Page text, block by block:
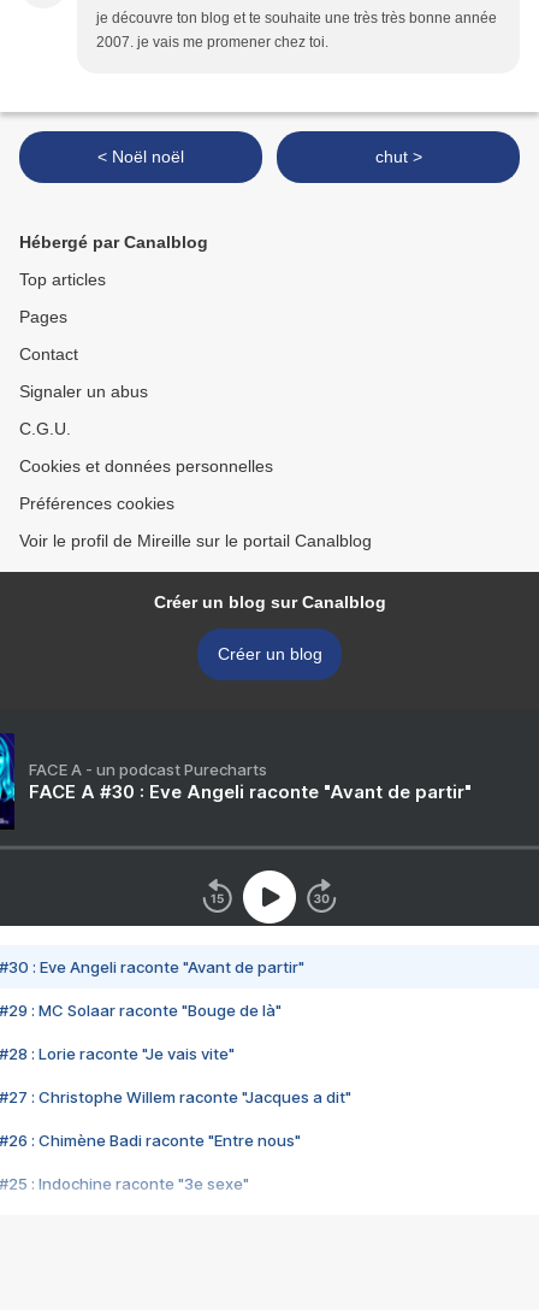
je découvre ton blog et te souhaite une très très bonne année
2007. je vais me promener chez toi.
< Noël noël chut >
Hébergé par Canalblog
Top articles
Pages
Contact
Signaler un abus
C.G.U.
Cookies et données personnelles
Préférences cookies
Voir le profil de Mireille sur le portail Canalblog
Créer un blog sur Canalblog
Créer un blog
FACE A - un podcast Purecharts
FACE A #30 : Eve Angeli raconte "Avant de partir"
#30 : Eve Angeli raconte "Avant de partir"
#29 : MC Solaar raconte "Bouge de là"
#28 : Lorie raconte "Je vais vite"
#27 : Christophe Willem raconte "Jacques a dit"
#26 : Chimène Badi raconte "Entre nous"
#25 : Indochine raconte "3e sexe"